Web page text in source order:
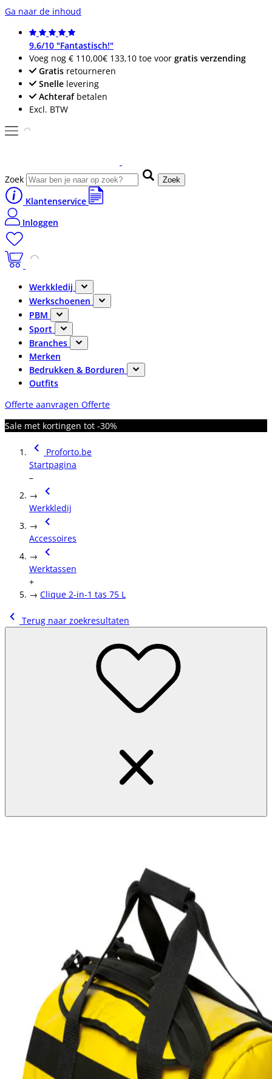
Ga naar de inhoud
9.6/10 "Fantastisch!"
Voeg nog € 110,00€ 133,10 toe voor gratis verzending
Gratis retourneren
Snelle levering
Achterafbetalen
Excl. BTW
Zoek Zoek
Klantenservice
Inloggen
Werkkledij
Werkschoenen
PBM
Sport
Branches
Merken
Bedrukken & Borduren
Outfits
Offerte aanvragen Offerte
Sale met kortingen tot -30%
Proforto.be
Startpagina
–
→
Werkkledij
→
Accessoires
→
Werktassen
+
→ Clique 2-in-1 tas 75 L
Terug naar zoekresultaten